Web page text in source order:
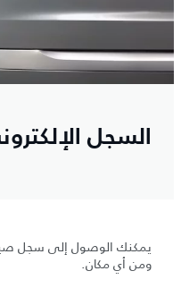
السجل
يمكنك الوصول إلى سجل
ومن أي مكان.